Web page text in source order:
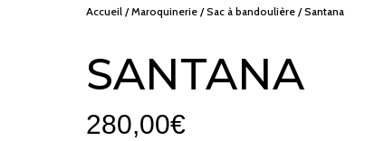
Accueil /Maroquinerie /Sac à bandoulière / Santana
SANTANA
280,00€